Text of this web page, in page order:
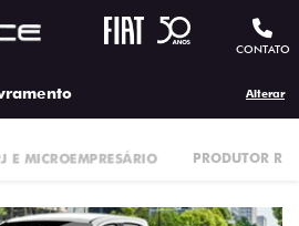
CONTATO
Alterar
E MICROEMPRESÁRIO PRODUTOR